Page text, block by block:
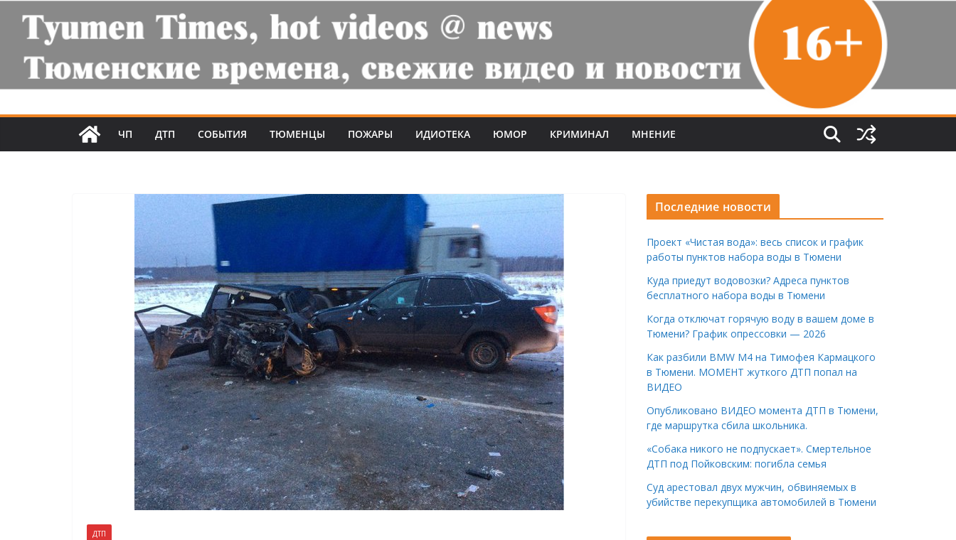
ЧП ДТП СОБЫТИЯ ТЮМЕНЦЫ ПОЖАРЫ ИДИОТЕКА ЮМОР КРИМИНАЛ МНЕНИЕ
ДТП
Последние новости
Проект «Чистая вода»: весь список и график
работы пунктов набора воды в Тюмени
Куда приедут водовозки? Адреса пунктов
бесплатного набора воды в Тюмени
Когда отключат горячую воду в вашем доме в
Тюмени? График опрессовки — 2026
Как разбили BMW M4 на Тимофея Кармацкого
в Тюмени. МОМЕНТ жуткого ДТП попал на
ВИДЕО
Опубликовано ВИДЕО момента ДТП в Тюмени,
где маршрутка сбила школьника.
«Собака никого не подпускает». Смертельное
ДТП под Пойковским: погибла семья
Суд арестовал двух мужчин, обвиняемых в
убийстве перекупщика автомобилей в Тюмени